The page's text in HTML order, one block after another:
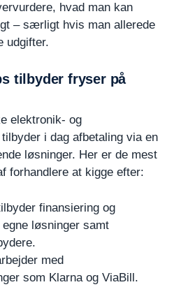
hvad man kan
– særligt hvis man allerede
udgifter.
tilbyder fryser på
elektronik- og
i dag afbetaling via en
løsninger. Her er de mest
forhandlere at kigge efter:
finansiering og
løsninger samt
med
som Klarna og ViaBill.